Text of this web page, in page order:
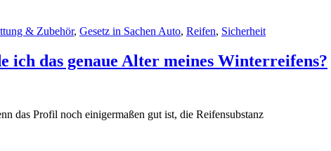
& Zubehör, Gesetz in Sachen Auto, Reifen, Sicherheit
das genaue Alter meines Winterreifens?
das Profil noch einigermaßen gut ist, die Reifensubstanz